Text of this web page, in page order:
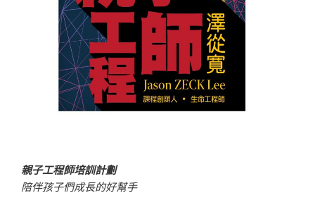
親子工程師培訓計劃
陪伴孩子們成長的好幫手